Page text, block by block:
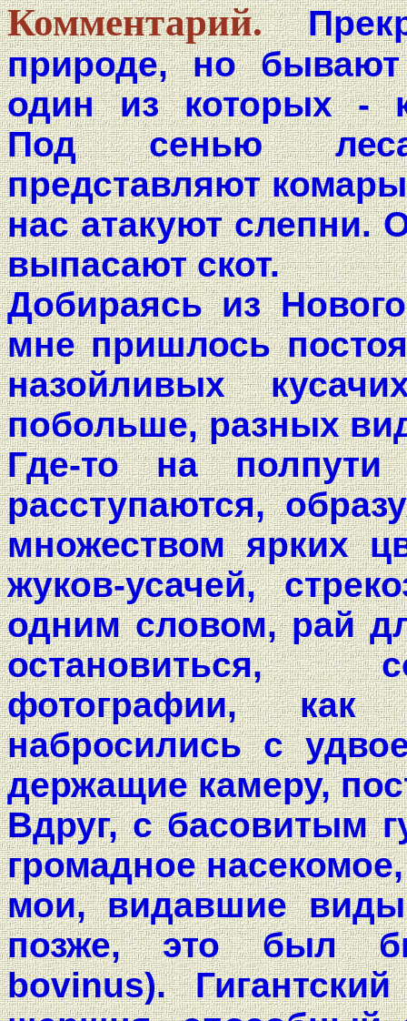
Комментарий.
природе, но
один из которых -
Под сенью
представляют
нас атакуют слепни.
выпасают скот.
Добираясь из
мне пришлось
назойливых
побольше, разных
Где-то на полпути
расступаются,
множеством ярких
жуков-усачей,
одним словом, рай
остановиться,
фотографии, как
набросились с
держащие камеру,
Вдруг, с басовитым
громадное
мои, видавшие
позже, это был
bovinus).